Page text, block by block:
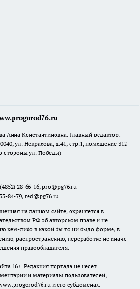
Анна Константиновна. Главный редактор:
ул. Некрасова, д.41, стр.1, помещение 312
стороны ул. Победы)
(4852) 28-66-16, pro@pg76.ru
84-79, red@pg76.ru
на данном сайте, охраняется в
РФ об авторском праве и не
кем-либо в какой бы то ни было форме, в
распространению, переработке не иначе
правообладателя.
16+. Редакция портала не несет
и материалы пользователей,
и его субдоменах.